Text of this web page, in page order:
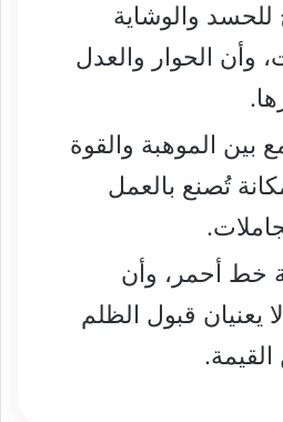
للحسد والوشاية
وأن الحوار والعدل
بين الموهبة والقوة
تُصنع بالعمل
خط أحمر، وأن
يعنيان قبول الظلم